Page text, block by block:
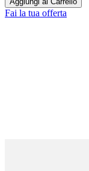
Fai la tua offerta